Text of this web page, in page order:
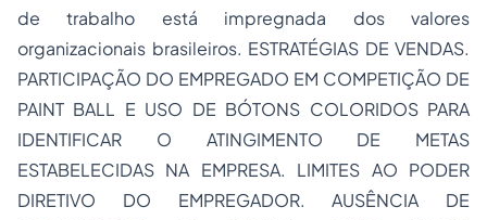
de trabalho está impregnada dos valores
organizacionais brasileiros. ESTRATÉGIAS DE VENDAS.
PARTICIPAÇÃO DO EMPREGADO EM COMPETIÇÃO DE
PAINT BALL E USO DE BÓTONS COLORIDOS PARA
IDENTIFICAR O ATINGIMENTO DE METAS
ESTABELECIDAS NA EMPRESA. LIMITES AO PODER
DIRETIVO DO EMPREGADOR. AUSÊNCIA DE